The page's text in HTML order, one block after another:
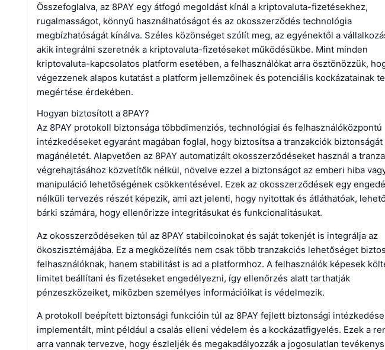
Összefoglalva, az 8PAY egy átfogó megoldást kínál a kriptovaluta-fizetésekhez,
rugalmasságot, könnyű használhatóságot és az okosszerződés technológia
megbízhatóságát kínálva. Széles közönséget szólít meg, az egyénektől a
akik integrálni szeretnék a kriptovaluta-fizetéseket működésükbe. Mint minden
kriptovaluta-kapcsolatos platform esetében, a felhasználókat arra ösztönözzük,
végezzenek alapos kutatást a platform jellemzőinek és potenciális kockázatainak
megértése érdekében.
Hogyan biztosított a 8PAY?
Az 8PAY protokoll biztonsága többdimenziós, technológiai és felhasználóközpontú
intézkedéseket egyaránt magában foglal, hogy biztosítsa a tranzakciók biztonságát
magánéletét. Alapvetően az 8PAY automatizált okosszerződéseket használ a
végrehajtásához közvetítők nélkül, növelve ezzel a biztonságot az emberi hiba
manipuláció lehetőségének csökkentésével. Ezek az okosszerződések egy
nélküli tervezés részét képezik, ami azt jelenti, hogy nyitottak és átláthatóak,
bárki számára, hogy ellenőrizze integritásukat és funkcionalitásukat.
Az okosszerződéseken túl az 8PAY stabilcoinokat és saját tokenjét is integrálja az
ökoszisztémájába. Ez a megközelítés nem csak több tranzakciós lehetőséget
felhasználóknak, hanem stabilitást is ad a platformhoz. A felhasználók képesek
limitet beállítani és fizetéseket engedélyezni, így ellenőrzés alatt tarthatják
pénzeszközeiket, miközben személyes információikat is védelmezik.
A protokoll beépített biztonsági funkcióin túl az 8PAY fejlett biztonsági
implementált, mint például a csalás elleni védelem és a kockázatfigyelés. Ezek a
arra vannak tervezve, hogy észleljék és megakadályozzák a jogosulatlan